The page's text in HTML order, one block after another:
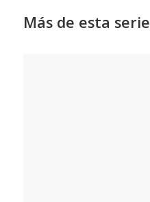
Más de esta serie